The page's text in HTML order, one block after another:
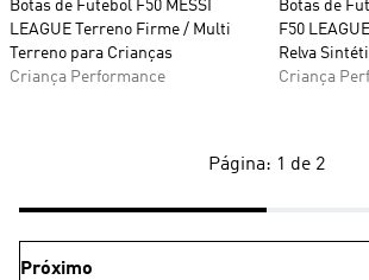
Botas de Futebol F50 MESSI
LEAGUE Terreno Firme / Multi
Terreno para Crianças
Criança Performance
Botas de
F50
Relva
Criança
Página: 1 de 2
Próximo